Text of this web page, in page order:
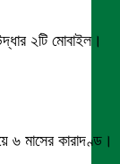
২টি মোবাইল।
৬ মাসের কারাদণ্ড।